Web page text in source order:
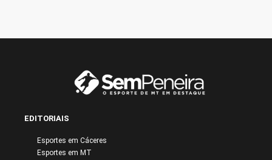
EDITORIAIS
Esportes em Cáceres
Esportes em MT